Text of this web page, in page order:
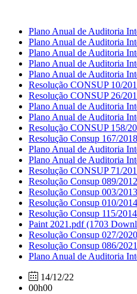
Plano Anual de Auditoria
Plano Anual de Auditoria
Plano Anual de Auditoria
Plano Anual de Auditoria
Plano Anual de Auditoria
Resolução CONSUP 10/
Resolução CONSUP 26/
Plano Anual de Auditoria
Plano Anual de Auditoria
Resolução CONSUP 158/
Resolução Consup 167/2018
Plano Anual de Auditoria
Plano Anual de Auditoria
Resolução CONSUP 71/
Resolução Consup 089/2012
Resolução Consup 003/2013
Resolução Consup 010/2014
Resolução Consup 115/2014
Paint 2021.pdf(1703
Resolução Consup 027/2020
Resolução Consup 086/2021
Plano Anual de Auditoria
14/12/22
00h00